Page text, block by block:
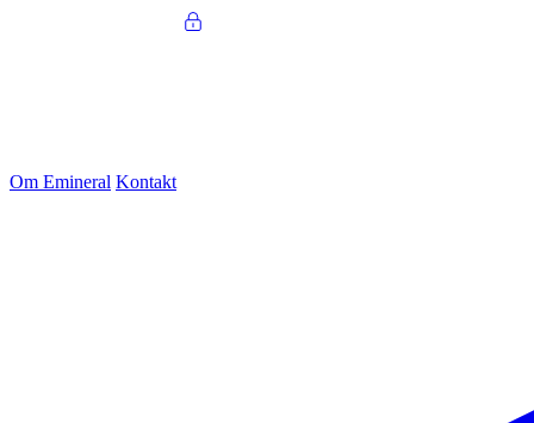
Om Emineral Kontakt